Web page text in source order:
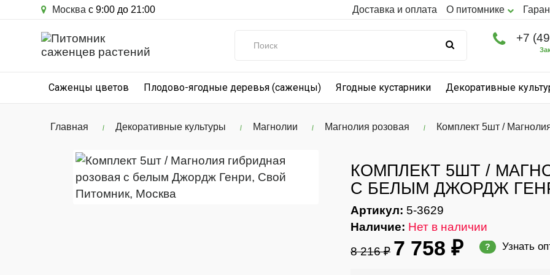
Москва с 9:00 до 21:00 Доставка и оплата О питомнике
+7
Саженцы цветов Плодово-ягодные деревья (саженцы) Ягодные кустарники Декоративные
Главная Декоративные культуры Магнолии Магнолия розовая Комплект 5шт /
КОМПЛЕКТ 5ШТ /
С БЕЛЫМ ДЖОРДЖ
Артикул: 5-3629
Наличие: Нет в наличии
8 216 ₽ 7 758 ₽ ? Узнать